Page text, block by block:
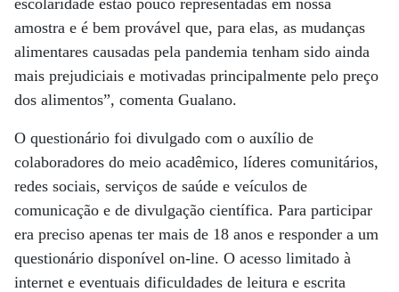
escolaridade estão pouco representadas em nossa
amostra e é bem provável que, para elas, as mudanças
alimentares causadas pela pandemia tenham sido ainda
mais prejudiciais e motivadas principalmente pelo preço
dos alimentos”, comenta Gualano.
O questionário foi divulgado com o auxílio de
colaboradores do meio acadêmico, líderes comunitários,
redes sociais, serviços de saúde e veículos de
comunicação e de divulgação científica. Para participar
era preciso apenas ter mais de 18 anos e responder a um
questionário disponível on-line. O acesso limitado à
internet e eventuais dificuldades de leitura e escrita